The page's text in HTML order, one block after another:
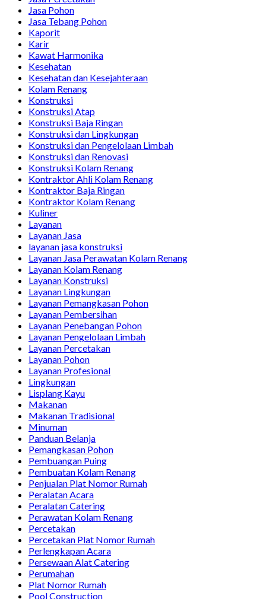
Jasa Pohon
Jasa Tebang Pohon
Kaporit
Karir
Kawat Harmonika
Kesehatan
Kesehatan dan Kesejahteraan
Kolam Renang
Konstruksi
Konstruksi Atap
Konstruksi Baja Ringan
Konstruksi dan Lingkungan
Konstruksi dan Pengelolaan Limbah
Konstruksi dan Renovasi
Konstruksi Kolam Renang
Kontraktor Ahli Kolam Renang
Kontraktor Baja Ringan
Kontraktor Kolam Renang
Kuliner
Layanan
Layanan Jasa
layanan jasa konstruksi
Layanan Jasa Perawatan Kolam Renang
Layanan Kolam Renang
Layanan Konstruksi
Layanan Lingkungan
Layanan Pemangkasan Pohon
Layanan Pembersihan
Layanan Penebangan Pohon
Layanan Pengelolaan Limbah
Layanan Percetakan
Layanan Pohon
Layanan Profesional
Lingkungan
Lisplang Kayu
Makanan
Makanan Tradisional
Minuman
Panduan Belanja
Pemangkasan Pohon
Pembuangan Puing
Pembuatan Kolam Renang
Penjualan Plat Nomor Rumah
Peralatan Acara
Peralatan Catering
Perawatan Kolam Renang
Percetakan
Percetakan Plat Nomor Rumah
Perlengkapan Acara
Persewaan Alat Catering
Perumahan
Plat Nomor Rumah
Pool Construction